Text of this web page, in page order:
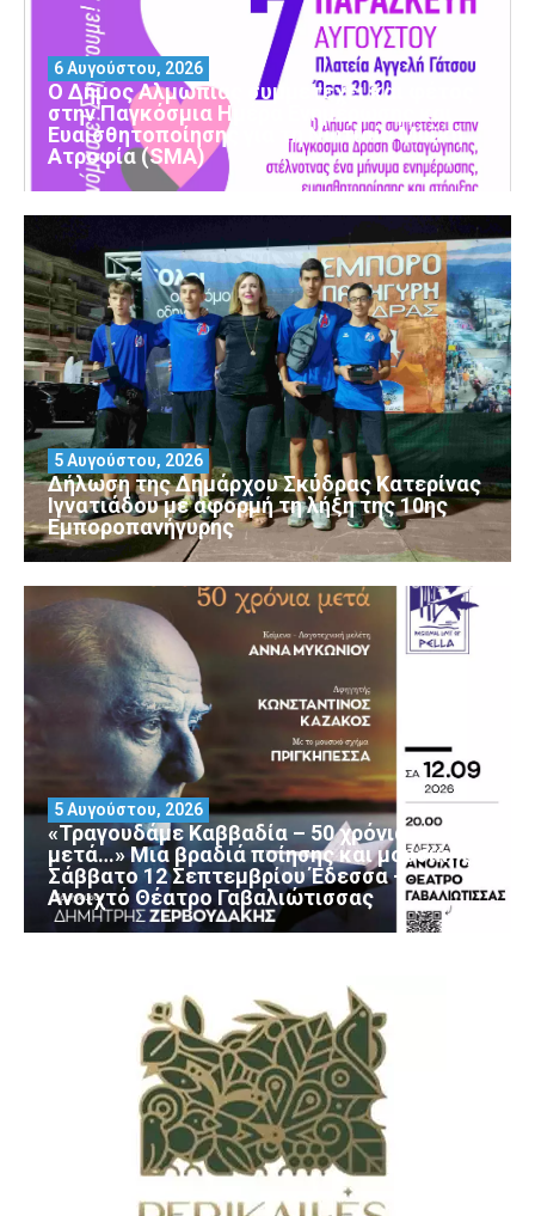
Ο Δήμος Αλμωπίας συμμετέχει και φέτος
στην Παγκόσμια Ημέρα Ενημέρωσης και
Ευαισθητοποίησης για τη Νωτιαία Μυϊκή
Ατροφία (SMA)
6 Αυγούστου, 2026
Δήλωση της Δημάρχου Σκύδρας Κατερίνας
Ιγνατιάδου με αφορμή τη λήξη της 10ης
Εμποροπανήγυρης
5 Αυγούστου, 2026
«Τραγουδάμε Καββαδία – 50 χρόνια
μετά…» Μια βραδιά ποίησης και μουσικής
Σάββατο 12 Σεπτεμβρίου Έδεσσα –
Ανοιχτό Θέατρο Γαβαλιώτισσας
5 Αυγούστου, 2026